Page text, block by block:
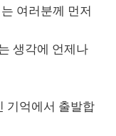
여러분께 먼저
생각에 언제나
기억에서 출발합